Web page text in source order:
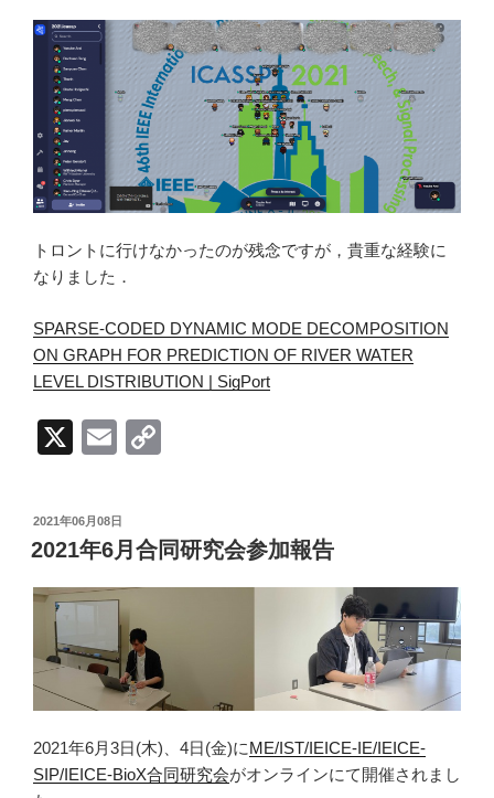
トロントに行けなかったのが残念ですが，貴重な経験に
なりました．
SPARSE-CODED DYNAMIC MODE DECOMPOSITION
ON GRAPH FOR PREDICTION OF RIVER WATER
LEVEL DISTRIBUTION | SigPort
X
E
ail
y
Li
投
稿
日:
2021年06月08日
2021年6月合同研究会参加報告
2021年6月3日(木)、4日(金)にME/IST/IEICE-IE/IEICE-
SIP/IEICE-BioX合同研究会がオンラインにて開催されまし